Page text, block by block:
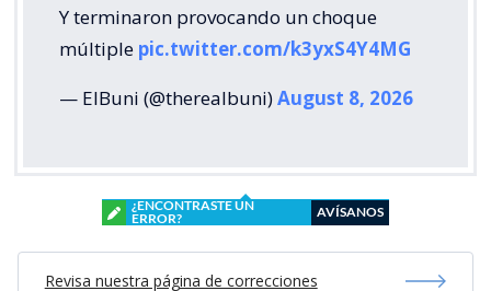
Y terminaron provocando un choque
múltiple pic.twitter.com/k3yxS4Y4MG
— ElBuni (@therealbuni)August 8, 2026
¿ENCONTRASTE UN
ERROR?
AVÍSANOS
Revisa nuestra página de correcciones